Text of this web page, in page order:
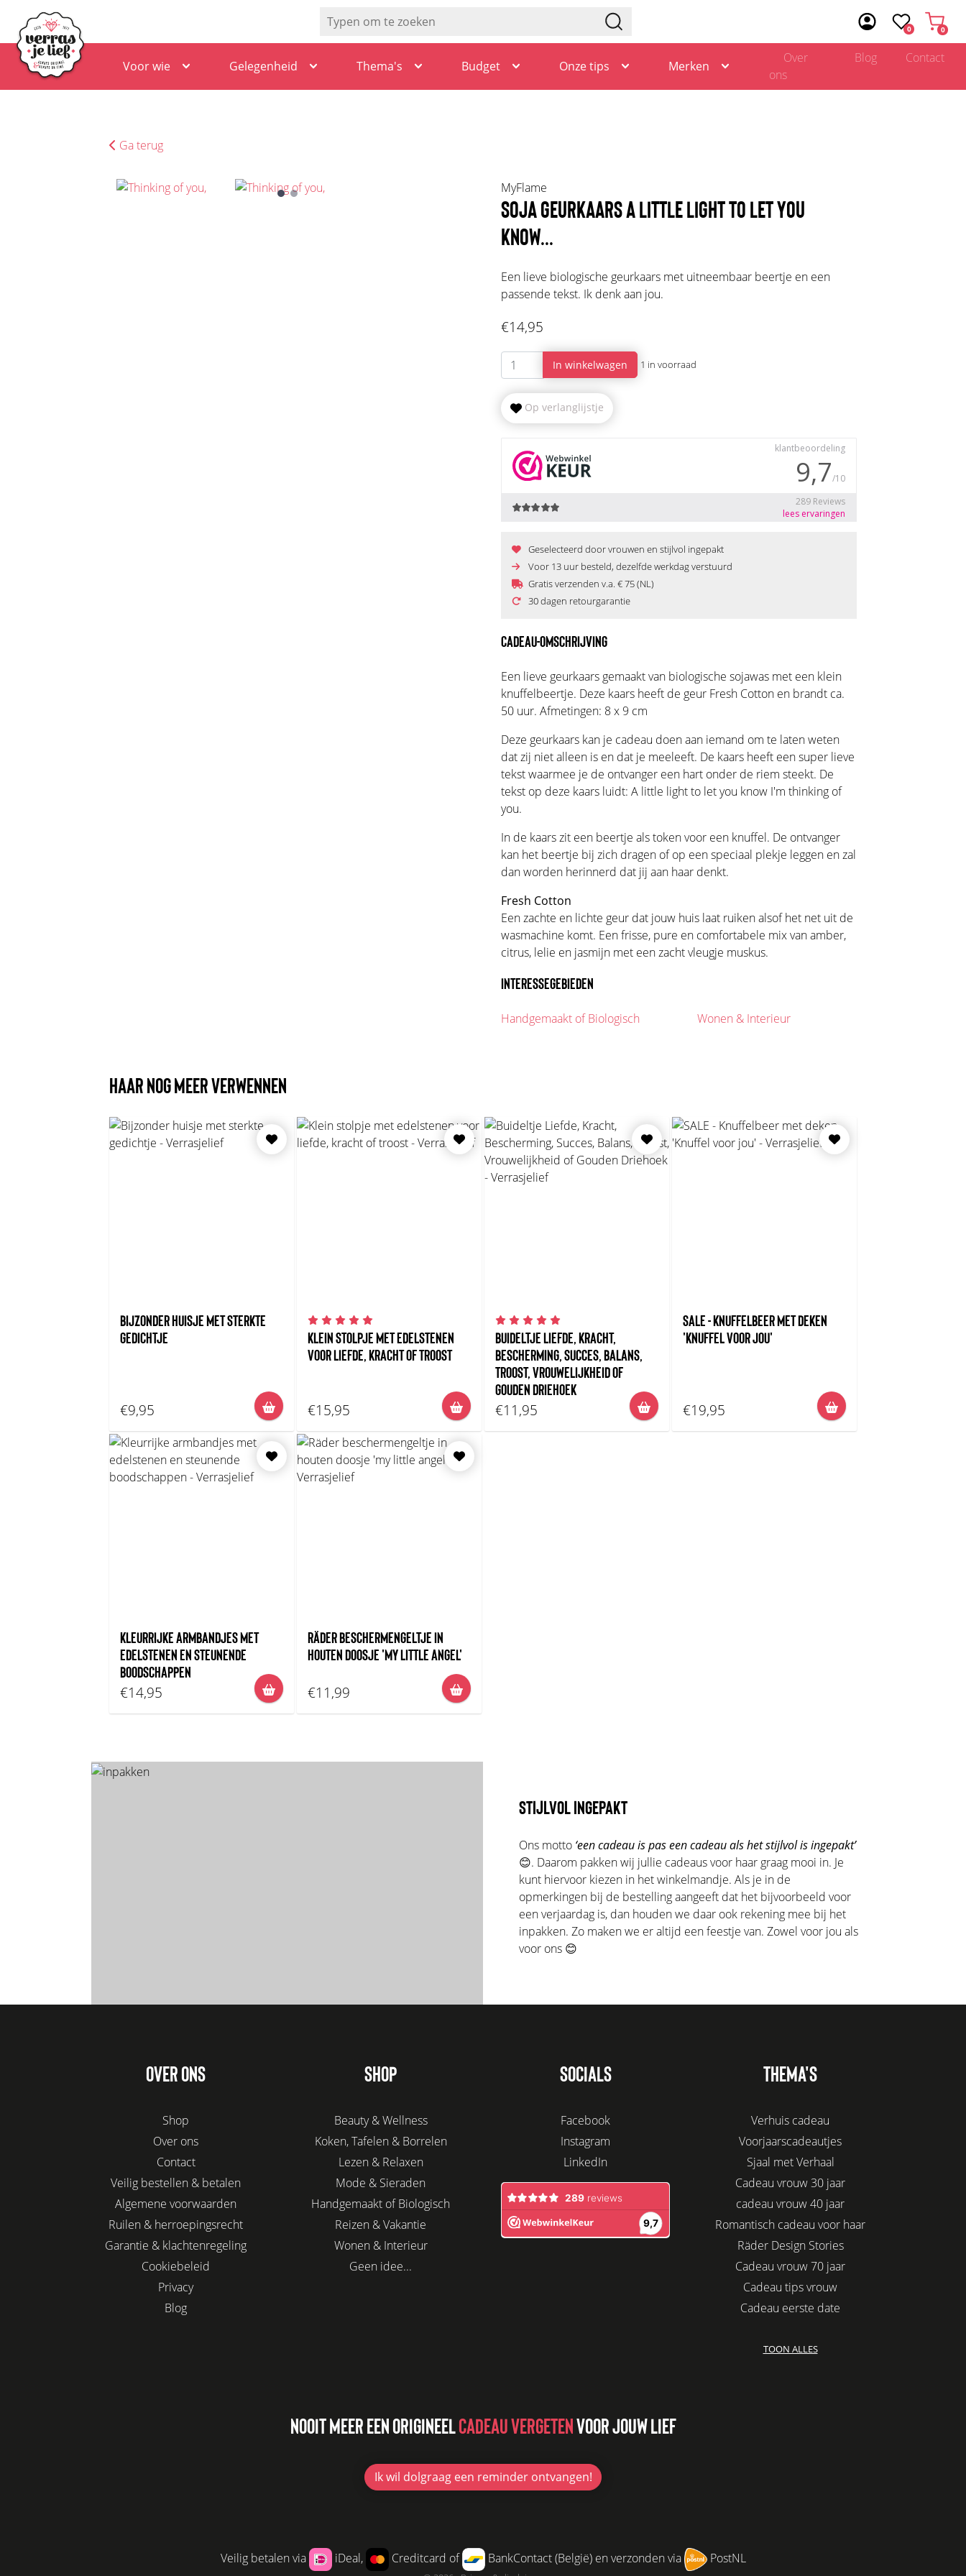
Voor wie Gelegenheid Thema's Budget Onze tips Merken
Over
ons
Blog Contact
0 0
Ga terug
MyFlame
SOJA GEURKAARS A LITTLE LIGHT TO LET YOU
KNOW...
Een lieve biologische geurkaars met uitneembaar beertje en een
passende tekst. Ik denk aan jou.
€14,95
In winkelwagen 1 in voorraad
Op verlanglijstje
Geselecteerd door vrouwen en stijlvol ingepakt
Voor 13 uur besteld, dezelfde werkdag verstuurd
Gratis verzenden v.a. € 75 (NL)
30 dagen retourgarantie
CADEAU-OMSCHRIJVING
Een lieve geurkaars gemaakt van biologische sojawas met een klein
knuffelbeertje. Deze kaars heeft de geur Fresh Cotton en brandt ca.
50 uur. Afmetingen: 8 x 9 cm
Deze geurkaars kan je cadeau doen aan iemand om te laten weten
dat zij niet alleen is en dat je meeleeft. De kaars heeft een super lieve
tekst waarmee je de ontvanger een hart onder de riem steekt. De
tekst op deze kaars luidt: A little light to let you know I'm thinking of
you.
In de kaars zit een beertje als token voor een knuffel. De ontvanger
kan het beertje bij zich dragen of op een speciaal plekje leggen en zal
dan worden herinnerd dat jij aan haar denkt.
Fresh Cotton
Een zachte en lichte geur dat jouw huis laat ruiken alsof het net uit de
wasmachine komt. Een frisse, pure en comfortabele mix van amber,
citrus, lelie en jasmijn met een zacht vleugje muskus.
INTERESSEGEBIEDEN
Handgemaakt of Biologisch Wonen & Interieur
HAAR NOG MEER VERWENNEN
BIJZONDER HUISJE MET STERKTE
GEDICHTJE
€9,95
KLEIN STOLPJE MET EDELSTENEN
VOOR LIEFDE, KRACHT OF TROOST
€15,95
BUIDELTJE LIEFDE, KRACHT,
BESCHERMING, SUCCES, BALANS,
TROOST, VROUWELIJKHEID OF
GOUDEN DRIEHOEK
€11,95
SALE - KNUFFELBEER MET DEKEN
'KNUFFEL VOOR JOU'
€19,95
KLEURRIJKE ARMBANDJES MET
EDELSTENEN EN STEUNENDE
BOODSCHAPPEN
€14,95
RÄDER BESCHERMENGELTJE IN
HOUTEN DOOSJE 'MY LITTLE ANGEL'
€11,99
STIJLVOL INGEPAKT
Ons motto ‘een cadeau is pas een cadeau als het stijlvol is ingepakt’
😊. Daarom pakken wij jullie cadeaus voor haar graag mooi in. Je
kunt hiervoor kiezen in het winkelmandje. Als je in de
opmerkingen bij de bestelling aangeeft dat het bijvoorbeeld voor
een verjaardag is, dan houden we daar ook rekening mee bij het
inpakken. Zo maken we er altijd een feestje van. Zowel voor jou als
voor ons 😊
OVER ONS
Shop
Over ons
Contact
Veilig bestellen & betalen
Algemene voorwaarden
Ruilen & herroepingsrecht
Garantie & klachtenregeling
Cookiebeleid
Privacy
Blog
SHOP
Beauty & Wellness
Koken, Tafelen & Borrelen
Lezen & Relaxen
Mode & Sieraden
Handgemaakt of Biologisch
Reizen & Vakantie
Wonen & Interieur
Geen idee...
SOCIALS
Facebook
Instagram
LinkedIn
THEMA'S
Verhuis cadeau
Voorjaarscadeautjes
Sjaal met Verhaal
Cadeau vrouw 30 jaar
cadeau vrouw 40 jaar
Romantisch cadeau voor haar
Räder Design Stories
Cadeau vrouw 70 jaar
Cadeau tips vrouw
Cadeau eerste date
Leuke kadootjes
Cadeau voor haar boven 100
TOON ALLES
NOOIT MEER EEN ORIGINEELCADEAU VERGETENVOOR JOUW LIEF
Ik wil dolgraageen reminder ontvangen!
Veilig betalen via iDeal, Creditcard of BankContact (België) en verzonden via PostNL